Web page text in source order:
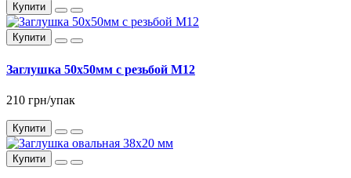
Купити
Купити
Заглушка 50x50мм с резьбой М12
210 грн/упак
Купити
Купити